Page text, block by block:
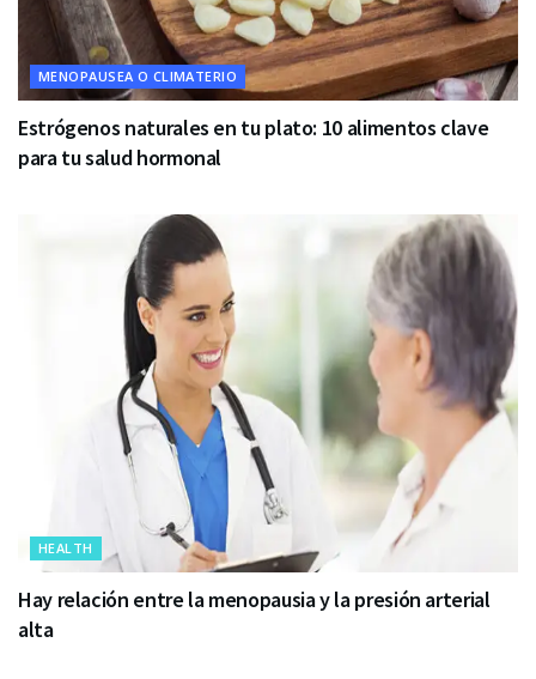
MENOPAUSEA O CLIMATERIO
Estrógenos naturales en tu plato: 10 alimentos clave
para tu salud hormonal
HEALTH
Hay relación entre la menopausia y la presión arterial
alta